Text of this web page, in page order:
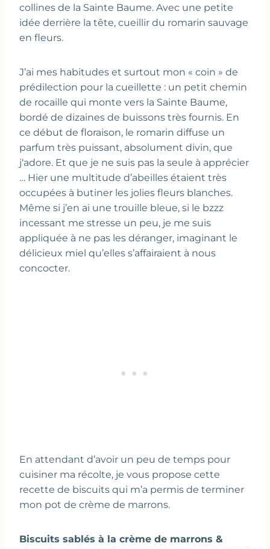
collines de la Sainte Baume. Avec une petite
idée derrière la tête, cueillir du romarin sauvage
en fleurs.
J’ai mes habitudes et surtout mon « coin » de
prédilection pour la cueillette : un petit chemin
de rocaille qui monte vers la Sainte Baume,
bordé de dizaines de buissons très fournis. En
ce début de floraison, le romarin diffuse un
parfum très puissant, absolument divin, que
j‘adore. Et que je ne suis pas la seule à apprécier
… Hier une multitude d’abeilles étaient très
occupées à butiner les jolies fleurs blanches.
Même si j’en ai une trouille bleue, si le bzzz
incessant me stresse un peu, je me suis
appliquée à ne pas les déranger, imaginant le
délicieux miel qu’elles s’affairaient à nous
concocter.
En attendant d’avoir un peu de temps pour
cuisiner ma récolte, je vous propose cette
recette de biscuits qui m’a permis de terminer
mon pot de crème de marrons.
Biscuits sablés à la crème de marrons &